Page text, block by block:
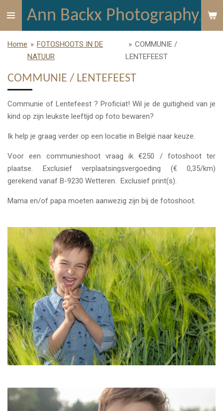
Ga
de
hoofdinhoud
Ann Backx Photography
Home » FOTOSHOOTS IN DE
NATUUR
» COMMUNIE /
LENTEFEEST
COMMUNIE / LENTEFEEST
Communie of Lentefeest ? Proficiat! Wil je de guitigheid van je
kind op zijn leukste leeftijd op foto bewaren?
Ik help je graag verder op een locatie in België naar keuze.
Voor een communieshoot vraag ik €250 / fotoshoot ter
plaatse. Exclusief verplaatsingsvergoeding (€ 0,35/km)
gerekend vanaf B-9230 Wetteren. Exclusief print(s).
Mama en/of papa moeten aanwezig zijn bij de fotoshoot.